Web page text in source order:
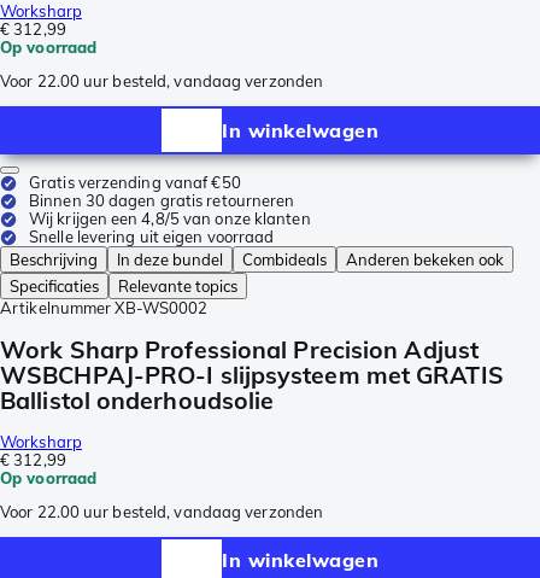
Worksharp
€ 312,99
Op voorraad
Voor 22.00 uur besteld, vandaag verzonden
In winkelwagen
Gratis verzending vanaf €50
Binnen 30 dagen gratis retourneren
Wij krijgen een 4,8/5 van onze klanten
Snelle levering uit eigen voorraad
Beschrijving
In deze bundel Combideals
Anderen bekeken ook
Specificaties
Relevante topics
Artikelnummer XB-WS0002
Work Sharp Professional Precision Adjust
WSBCHPAJ-PRO-I slijpsysteem met GRATIS
Ballistol onderhoudsolie
Worksharp
€ 312,99
Op voorraad
Voor 22.00 uur besteld, vandaag verzonden
In winkelwagen